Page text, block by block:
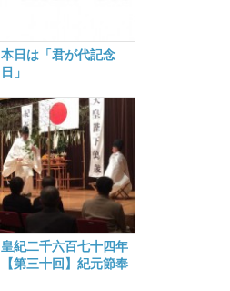
本日は「君が代記念
日」
皇紀二千六百七十四年
【第三十回】紀元節奉